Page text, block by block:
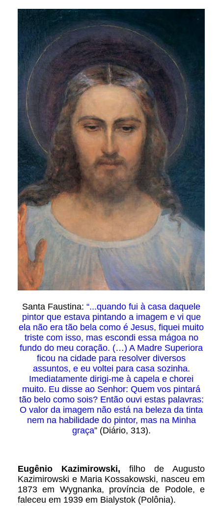
Santa Faustina: “...quando fui à casa daquele
pintor que estava pintando a imagem e vi que
ela não era tão bela como é Jesus, fiquei muito
triste com isso, mas escondi essa mágoa no
fundo do meu coração. (…) A Madre Superiora
ficou na cidade para resolver diversos
assuntos, e eu voltei para casa sozinha.
Imediatamente dirigi-me à capela e chorei
muito. Eu disse ao Senhor: Quem vos pintará
tão belo como sois? Então ouvi estas palavras:
O valor da imagem não está na beleza da tinta
nem na habilidade do pintor, mas na Minha
graça” (Diário, 313).
Eugênio Kazimirowski, filho de Augusto
Kazimirowski e Maria Kossakowski, nasceu em
1873 em Wygnanka, província de Podole, e
faleceu em 1939 em Bialystok (Polônia).